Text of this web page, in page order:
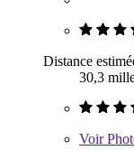
Distance
30,3
Voir